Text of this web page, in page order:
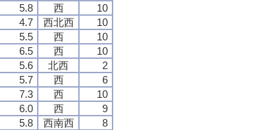
5.8 西
10
4.7 西北西
10
5.5 西
10
6.5 西
10
5.6 北西
2
5.7 西
6
7.3 西
10
6.0 西
9
5.8 西南西
8